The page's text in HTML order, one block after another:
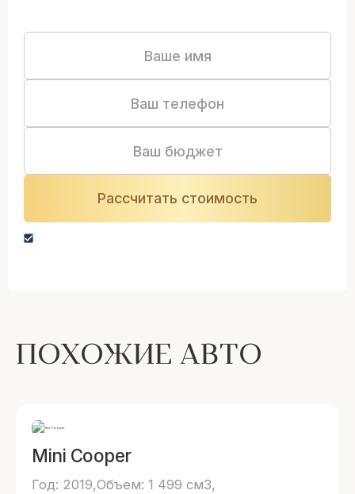
ПОХОЖИЕ АВТО
Mini Cooper
Год: 2019 Объем: 1 499 см3